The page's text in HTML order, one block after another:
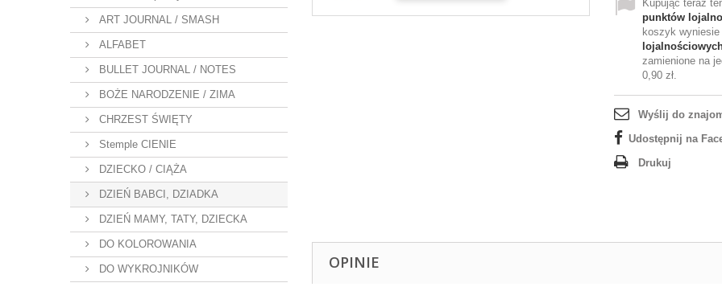
ART JOURNAL / SMASH
ALFABET
BULLET JOURNAL / NOTES
BOŻE NARODZENIE / ZIMA
CHRZEST ŚWIĘTY
Stemple CIENIE
DZIECKO / CIĄŻA
DZIEŃ BABCI, DZIADKA
DZIEŃ MAMY, TATY, DZIECKA
DO KOLOROWANIA
DO WYKROJNIKÓW
Kupując teraz
punktów
koszyk wyniesie
zamienione na
0,90 zł.
Wyślij do
Udostępnij na
Drukuj
OPINIE